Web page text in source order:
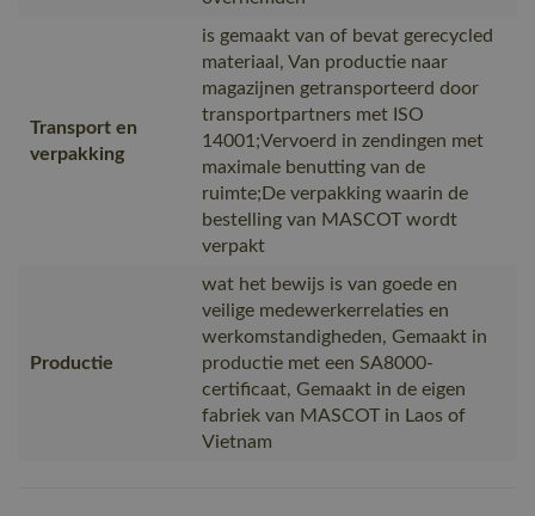
Transport en
verpakking
is gemaakt van of bevat gerecycled
materiaal, Van productie naar
magazijnen getransporteerd door
transportpartners met ISO
14001;Vervoerd in zendingen met
maximale benutting van de
ruimte;De verpakking waarin de
bestelling van MASCOT wordt
verpakt
Productie
wat het bewijs is van goede en
veilige medewerkerrelaties en
werkomstandigheden, Gemaakt in
productie met een SA8000-
certificaat, Gemaakt in de eigen
fabriek van MASCOT in Laos of
Vietnam